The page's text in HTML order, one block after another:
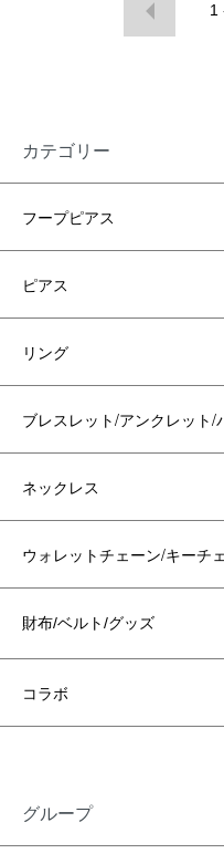
1
カテゴリー
フープピアス
ピアス
リング
ブレスレット/アンクレット/
ネックレス
ウォレットチェーン/キーチ
財布/ベルト/グッズ
コラボ
グループ